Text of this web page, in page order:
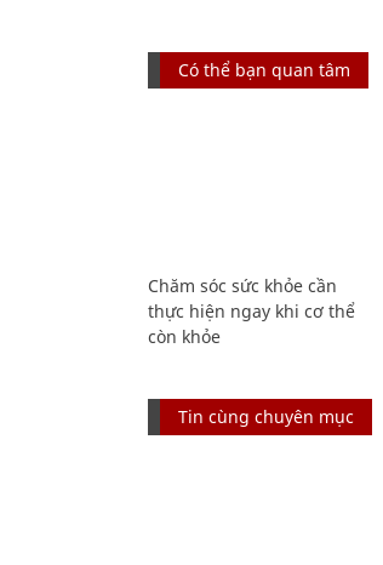
Có thể bạn quan tâm
Chăm sóc sức khỏe cần
thực hiện ngay khi cơ thể
còn khỏe
Tin cùng chuyên mục